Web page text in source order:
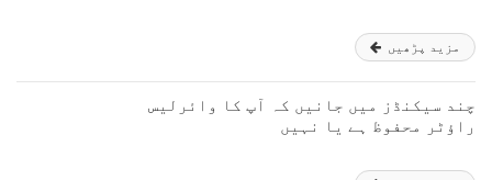
مزید پڑھیں
چند سیکنڈز میں جانیں کہ آپ کا وائرلیس
راؤٹر محفوظ ہے یا نہیں